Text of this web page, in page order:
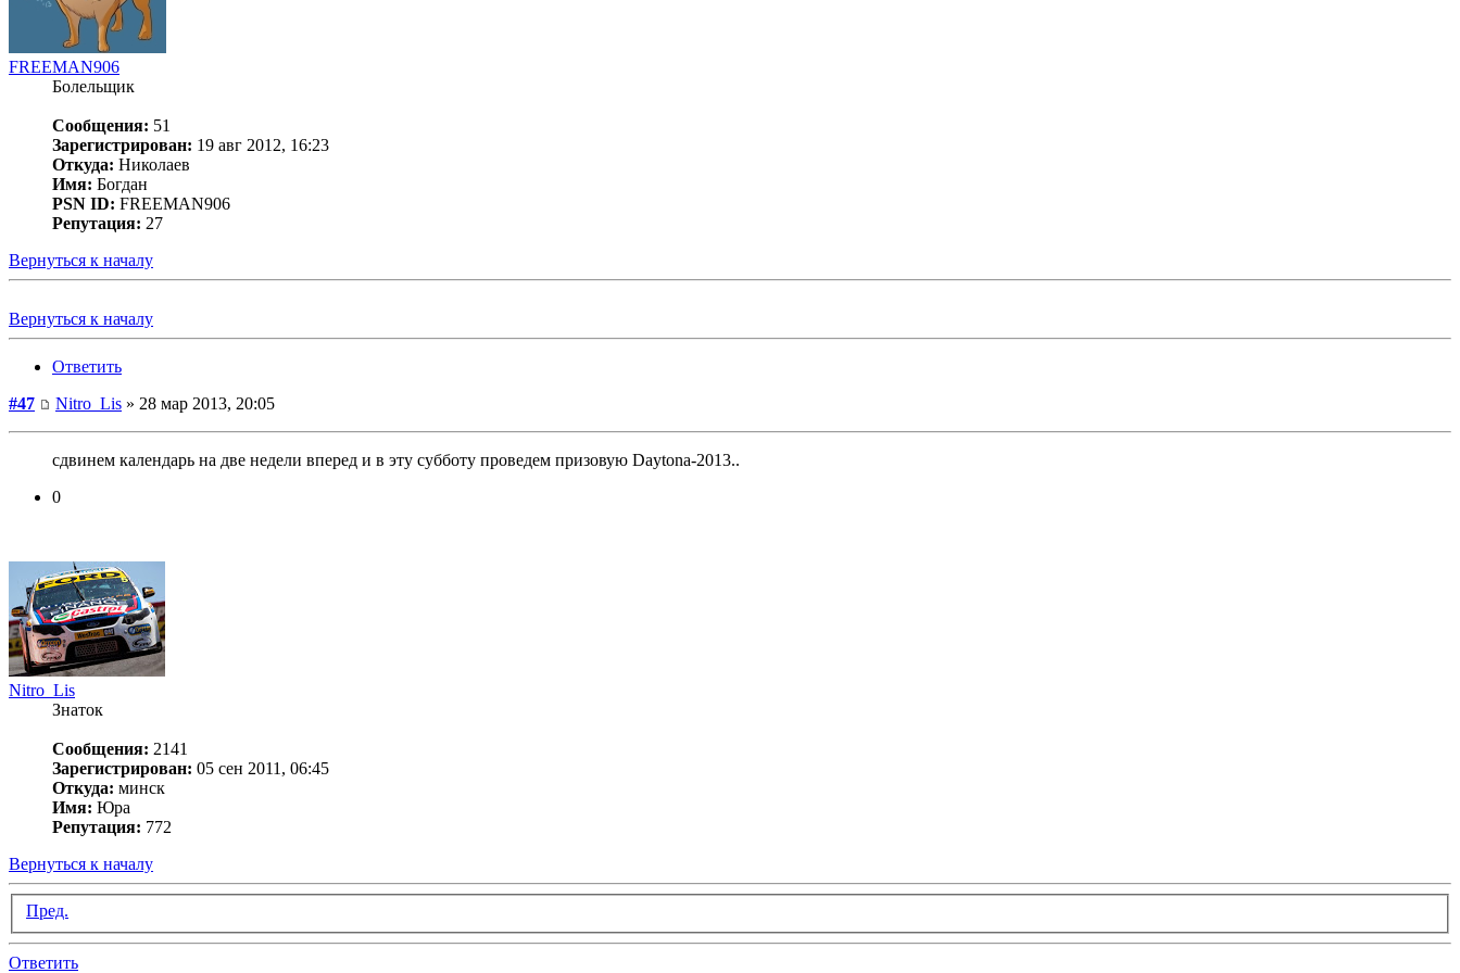
FREEMAN906
Болельщик
Сообщения: 51
Зарегистрирован: 19 авг 2012, 16:23
Откуда: Николаев
Имя: Богдан
PSN ID: FREEMAN906
Репутация: 27
Вернуться к началу
Вернуться к началу
Ответить
#47
Nitro_Lis » 28 мар 2013, 20:05
сдвинем календарь на две недели вперед и в эту субботу проведем призовую Daytona-2013..
0
Nitro_Lis
Знаток
Сообщения: 2141
Зарегистрирован: 05 сен 2011, 06:45
Откуда: минск
Имя: Юра
Репутация: 772
Вернуться к началу
Пред.
Ответить